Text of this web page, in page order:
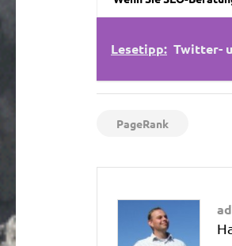
Lesetipp: Twitter-
PageRank